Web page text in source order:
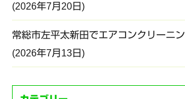
2026年7月20日
常総市左平太新田でエアコンクリーニ
2026年7月13日